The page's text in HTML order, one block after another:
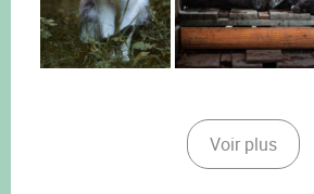
Voir plus